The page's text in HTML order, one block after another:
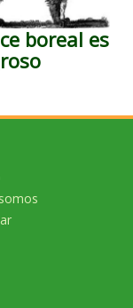
boreal es